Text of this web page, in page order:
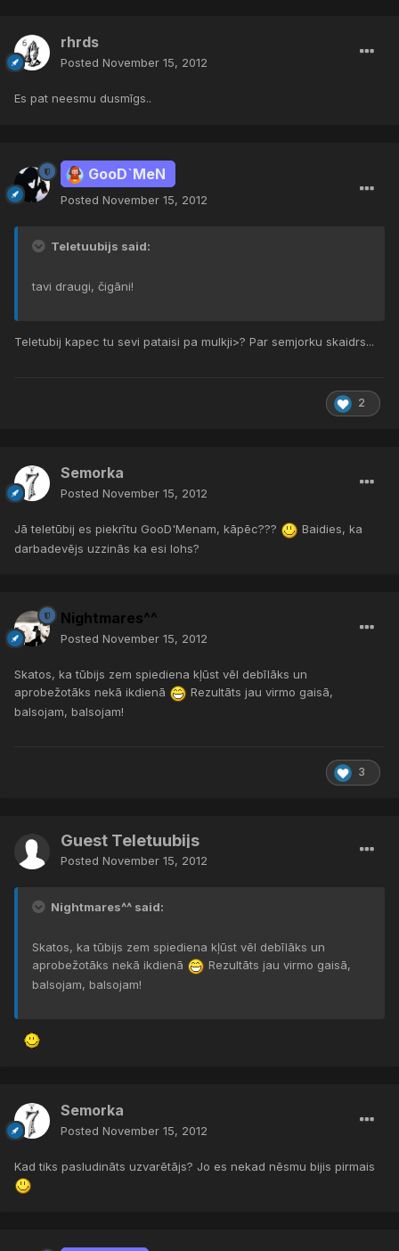
rhrds
Posted November 15, 2012
Es pat neesmu dusmīgs..
GooD`MeN
Posted November 15, 2012
Teletuubijs said:
tavi draugi, čigāni!
Teletubij kapec tu sevi pataisi pa mulkji>? Par semjorku skaidrs...
2
Semorka
Posted November 15, 2012
Jā teletūbij es piekrītu GooD'Menam, kāpēc???
Baidies, ka
darbadevējs uzzinās ka esi lohs?
Nightmares^^
Posted November 15, 2012
Skatos, ka tūbijs zem spiediena kļūst vēl debīlāks un
aprobežotāks nekā ikdienā
Rezultāts jau virmo gaisā,
balsojam, balsojam!
3
Guest Teletuubijs
Posted November 15, 2012
Nightmares^^ said:
Skatos, ka tūbijs zem spiediena kļūst vēl debīlāks un
aprobežotāks nekā ikdienā
Rezultāts jau virmo gaisā,
balsojam, balsojam!
Semorka
Posted November 15, 2012
Kad tiks pasludināts uzvarētājs? Jo es nekad nēsmu bijis pirmais